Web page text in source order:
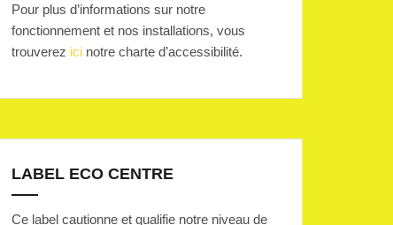
Pour plus d’informations sur notre
fonctionnement et nos installations, vous
trouverez ici notre charte d’accessibilité.
LABEL ECO CENTRE
Ce label cautionne et qualifie notre niveau de